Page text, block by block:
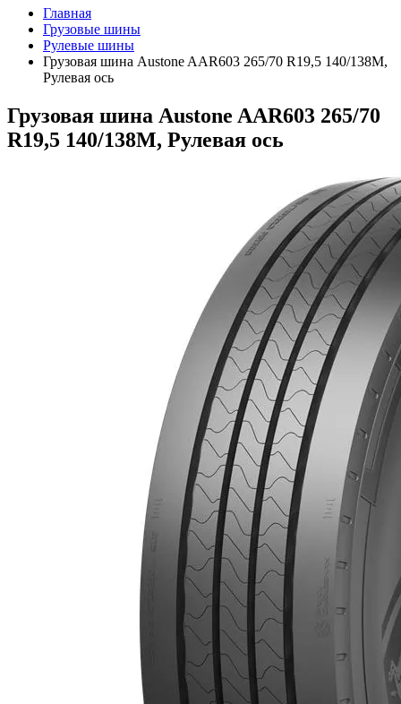
Главная
Грузовые шины
Рулевые шины
Грузовая шина Austone AAR603 265/70 R19,5 140/138M,
Рулевая ось
Грузовая шина Austone AAR603 265/70
R19,5 140/138M, Рулевая ось